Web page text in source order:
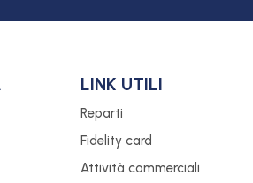
LINK UTILI
Reparti
Fidelity card
Attività commerciali